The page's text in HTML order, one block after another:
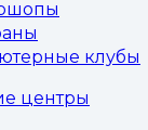
клубы
центры